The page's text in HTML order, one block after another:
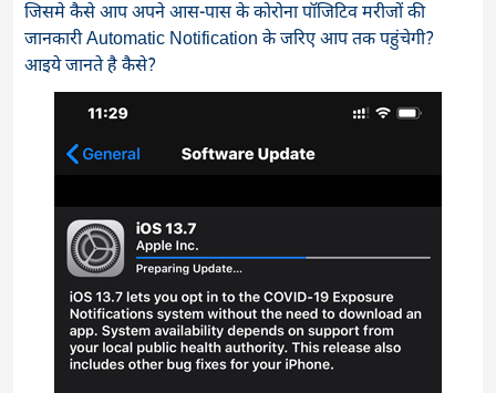
जिसमे कैसे आप अपने आस-पास के कोरोना पॉजिटिव मरीजों की
जानकारी Automatic Notification के जरिए आप तक पहुंचेगी?
आइये जानते है कैसे?